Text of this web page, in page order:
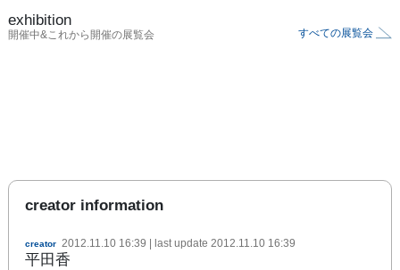
exhibition
開催中&これから開催の展覧会 すべての展覧会
creator information
creator 2012.11.10 16:39 | last update 2012.11.10 16:39
平田香